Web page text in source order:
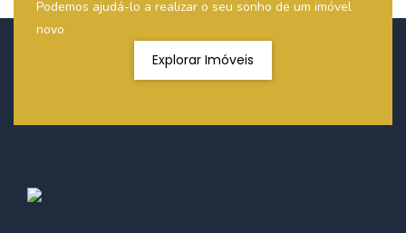
Podemos ajudá-lo a realizar o seu sonho de um imóvel
novo
Explorar Imóveis